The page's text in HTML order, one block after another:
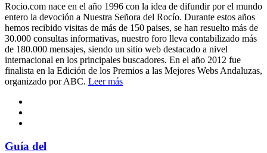
Rocio.com nace en el año 1996 con la idea de difundir por el mundo
entero la devoción a Nuestra Señora del Rocío. Durante estos años
hemos recibido visitas de más de 150 paises, se han resuelto más de
30.000 consultas informativas, nuestro foro lleva contabilizado más
de 180.000 mensajes, siendo un sitio web destacado a nivel
internacional en los principales buscadores. En el año 2012 fue
finalista en la Edición de los Premios a las Mejores Webs Andaluzas,
organizado por ABC. Leer más
Guía del